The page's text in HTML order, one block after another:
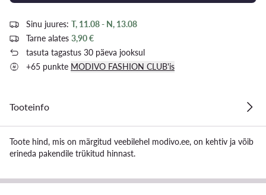
Sinu juures: T, 11.08 - N, 13.08
Tarne alates 3,90 €
tasuta tagastus 30 päeva jooksul
+65 punkte MODIVO FASHION CLUB'is
Tooteinfo
Toote hind, mis on märgitud veebilehel modivo.ee, on kehtiv ja võib
erineda pakendile trükitud hinnast.